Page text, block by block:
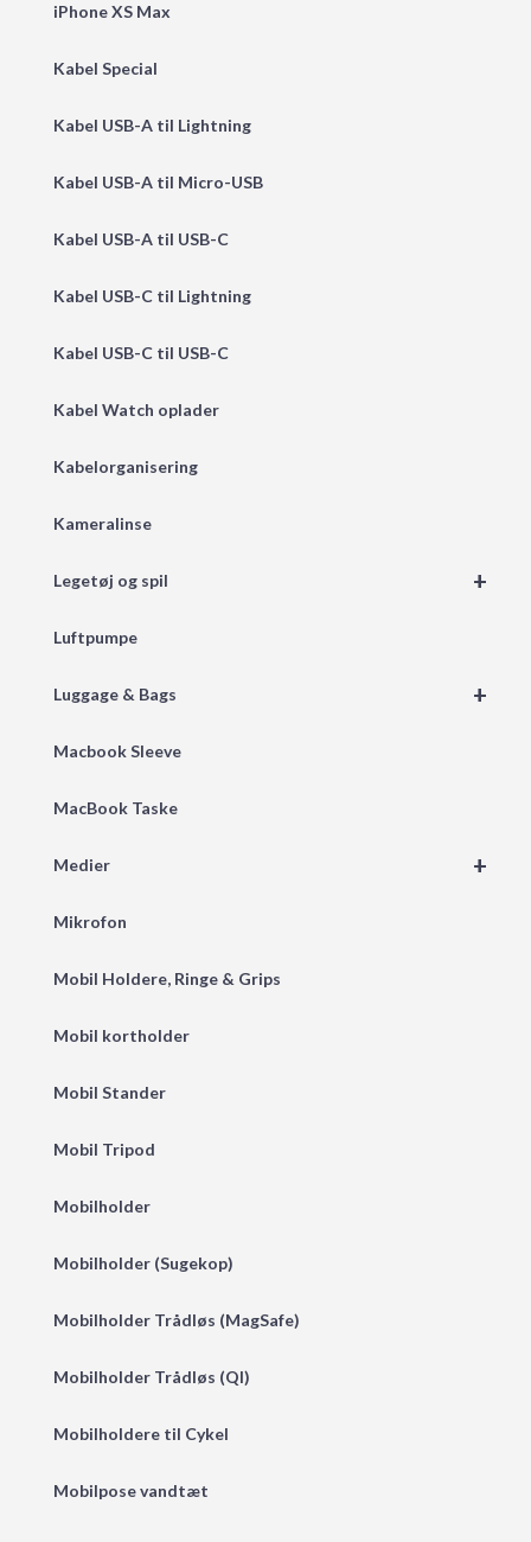
iPhone XS Max
Kabel Special
Kabel USB-A til Lightning
Kabel USB-A til Micro-USB
Kabel USB-A til USB-C
Kabel USB-C til Lightning
Kabel USB-C til USB-C
Kabel Watch oplader
Kabelorganisering
Kameralinse
+
Legetøj og spil
Luftpumpe
+
Luggage & Bags
Macbook Sleeve
MacBook Taske
+
Medier
Mikrofon
Mobil Holdere, Ringe & Grips
Mobil kortholder
Mobil Stander
Mobil Tripod
Mobilholder
Mobilholder (Sugekop)
Mobilholder Trådløs (MagSafe)
Mobilholder Trådløs (QI)
Mobilholdere til Cykel
Mobilpose vandtæt